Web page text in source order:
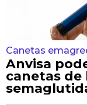
Canetas
Anvisa
canetas